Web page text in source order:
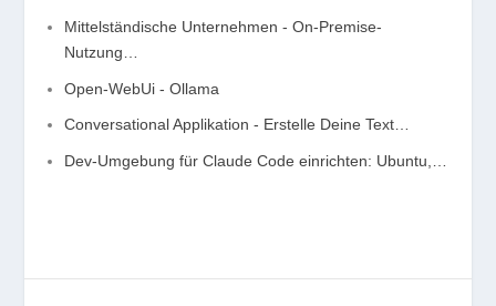
Mittelständische Unternehmen - On-Premise-
Nutzung…
Open-WebUi - Ollama
Conversational Applikation - Erstelle Deine Text…
Dev-Umgebung für Claude Code einrichten: Ubuntu,…